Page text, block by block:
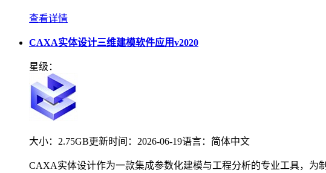
查看详情
CAXA实体设计三维建模软件应用v2020
星级：
大小： 2.75GB更新时间： 2026-06-19语言： 简体中文
CAXA实体设计作为一款集成参数化建模与工程分析的专业工具，为